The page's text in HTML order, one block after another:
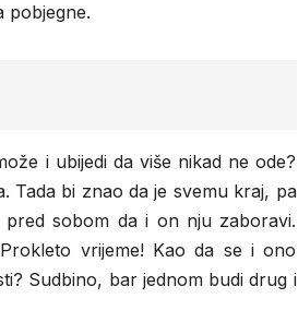
pobjegne.
i ubijedi da više nikad ne ode?
Tada bi znao da je svemu kraj, pa
sobom da i on nju zaboravi.
vrijeme! Kao da se i ono
Sudbino, bar jednom budi drug i